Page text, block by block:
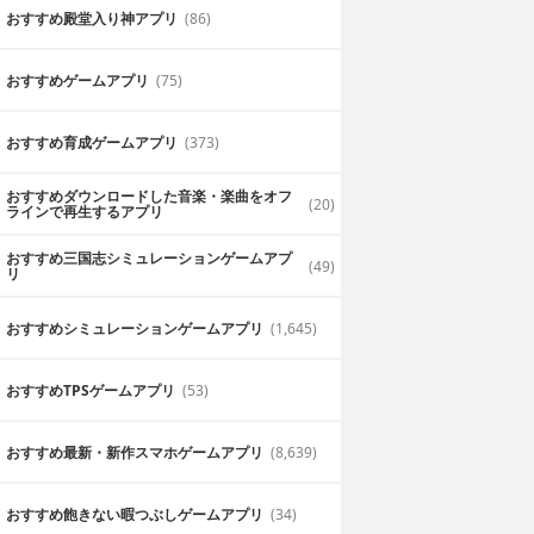
おすすめ殿堂入り神アプリ (86)
おすすめゲームアプリ (75)
おすすめ育成ゲームアプリ (373)
おすすめダウンロードした音楽・楽曲をオフ
ラインで再生するアプリ (20)
おすすめ三国志シミュレーションゲームアプ
リ (49)
おすすめシミュレーションゲームアプリ (1,645)
おすすめTPSゲームアプリ (53)
おすすめ最新・新作スマホゲームアプリ (8,639)
おすすめ飽きない暇つぶしゲームアプリ (34)